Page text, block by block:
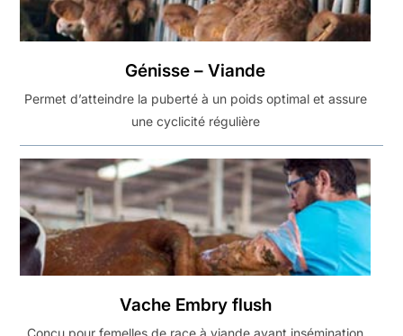
Génisse – Viande
Permet d’atteindre la puberté à un poids optimal et assure
une cyclicité régulière
Vache Embry flush